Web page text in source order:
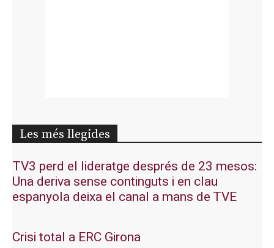
Les més llegides
TV3 perd el lideratge després de 23 mesos:
Una deriva sense continguts i en clau
espanyola deixa el canal a mans de TVE
Crisi total a ERC Girona